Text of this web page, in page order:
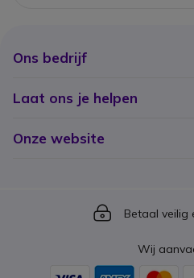
Ons bedrijf
Laat ons je helpen
Onze website
Icon
Betaal veilig
Wij